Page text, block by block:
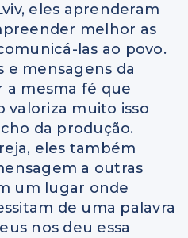
eles aprenderam
melhor as
las ao povo.
e mensagens da
a mesma fé que
valoriza muito isso
da produção.
eles também
a outras
um lugar onde
de uma palavra
nos deu essa